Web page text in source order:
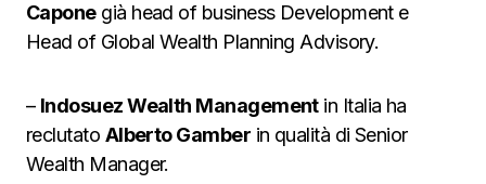
Caponegià head of business Development e
Head of Global Wealth Planning Advisory.
– Indosuez Wealth Managementin Italia ha
reclutato Alberto Gamber in qualità di Senior
Wealth Manager.